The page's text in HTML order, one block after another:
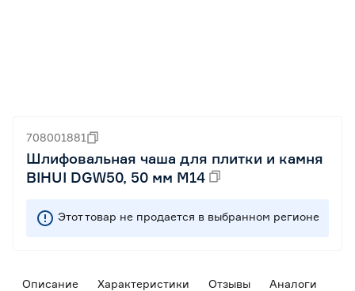
708001881
Шлифовальная чаша для плитки и камня
BIHUI DGW50, 50 мм М14
Этот товар не продается в выбранном регионе
Описание Характеристики Отзывы Аналоги